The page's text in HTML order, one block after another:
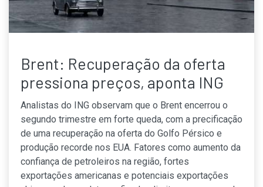
Brent: Recuperação da oferta
pressiona preços, aponta ING
Analistas do ING observam que o Brent encerrou o
segundo trimestre em forte queda, com a precificação
de uma recuperação na oferta do Golfo Pérsico e
produção recorde nos EUA. Fatores como aumento da
confiança de petroleiros na região, fortes
exportações americanas e potenciais exportações